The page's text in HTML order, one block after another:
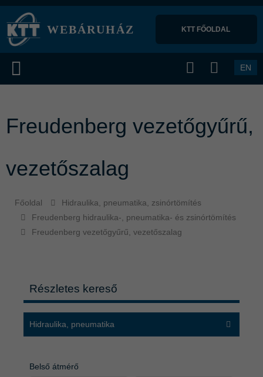
WEBÁRUHÁZ KTT FŐOLDAL
EN
Freudenberg vezetőgyűrű,
vezetőszalag
Főoldal
Hidraulika, pneumatika, zsinórtömítés
Freudenberg hidraulika-, pneumatika- és zsinórtömítés
Freudenberg vezetőgyűrű, vezetőszalag
Részletes kereső
Hidraulika, pneumatika
Belső átmérő